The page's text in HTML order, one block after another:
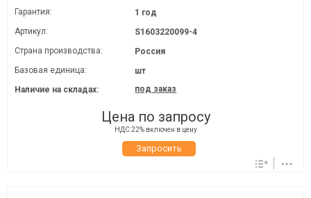
Гарантия:
1 год
Артикул:
S1603220099-4
Страна производства:
Россия
Базовая единица:
шт
Наличие на складах:
под заказ
Цена по запросу
НДС 22% включен в цену
Запросить